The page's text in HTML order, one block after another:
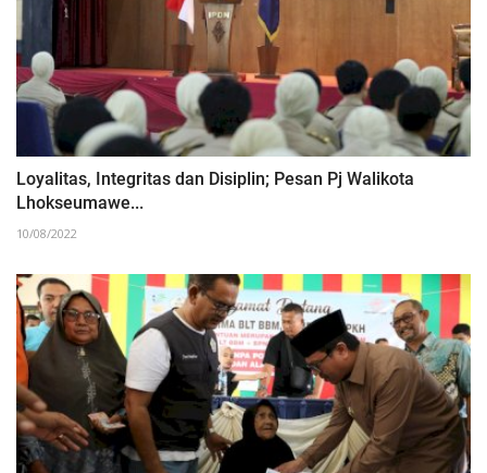
Loyalitas, Integritas dan Disiplin; Pesan Pj Walikota
Lhokseumawe...
10/08/2022